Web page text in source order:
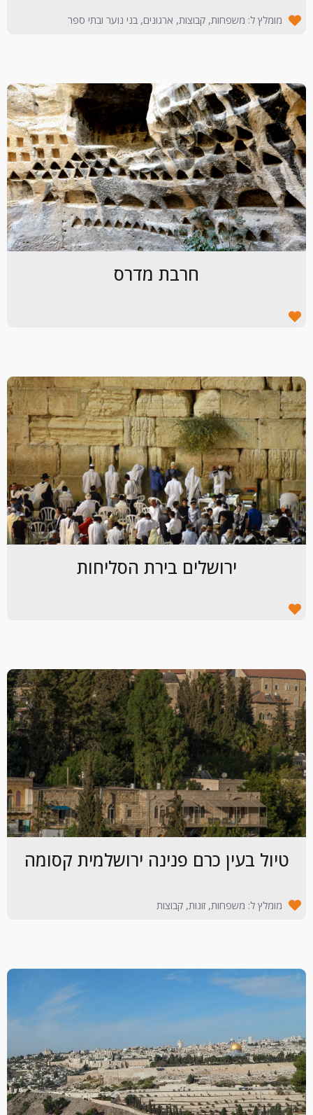
מומלץ ל: משפחות, קבוצות, ארגונים, בני נוער ובתי ספר
חרבת מדרס
ירושלים בירת הסליחות
טיול בעין כרם פנינה ירושלמית קסומה
מומלץ ל: משפחות, זוגות, קבוצות